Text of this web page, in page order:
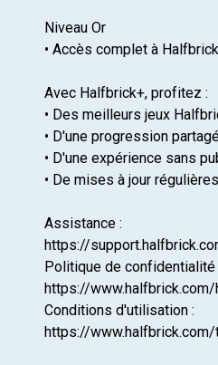
Niveau Or
• Accès complet à
Avec Halfbrick+, profitez :
• Des meilleurs jeux
• D'une progression
• D'une expérience sans
• De mises à jour
Assistance :
https://
Politique de confidentialité
https://
Conditions d'utilisation :
https://